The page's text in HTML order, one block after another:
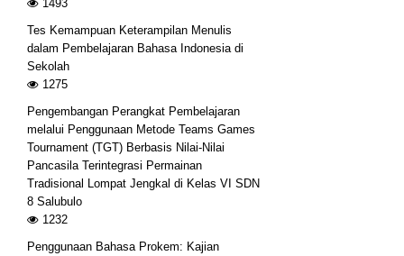
1493
Tes Kemampuan Keterampilan Menulis
dalam Pembelajaran Bahasa Indonesia di
Sekolah
1275
Pengembangan Perangkat Pembelajaran
melalui Penggunaan Metode Teams Games
Tournament (TGT) Berbasis Nilai-Nilai
Pancasila Terintegrasi Permainan
Tradisional Lompat Jengkal di Kelas VI SDN
8 Salubulo
1232
Penggunaan Bahasa Prokem: Kajian